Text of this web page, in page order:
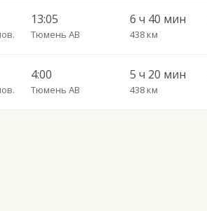
13:05
Тюмень АВ
6 ч 40 мин
438 км
4:00
Тюмень АВ
5 ч 20 мин
438 км